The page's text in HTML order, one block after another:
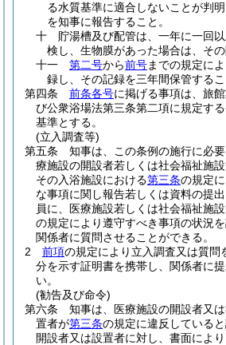
る水質基準に適合しないことが判
を知事に報告すること。
十
貯湯槽及び配管は、一年に一回
検し、生物膜があった場合は、その
十一
第二号から前号までの規定に
録し、その記録を三年間保管するこ
第四条
前条各号に掲げる事項は、旅
び公衆浴場法第三条第二項に規定す
基準とする。
(立入調査等)
第五条
知事は、この条例の施行に必
療施設の開設者若しくは社会福祉施設
その入浴施設における第三条の規定
な事項に関し報告若しくは資料の提
員に、医療施設若しくは社会福祉施設
の規定により遵守すべき事項の状況
関係者に質問させることができる。
2
前項の規定により立入調査又は質問
分を示す証明書を携帯し、関係者に
い。
(勧告及び命令)
第六条
知事は、医療施設の開設者又
置者が第三条の規定に違反している
開設者又は設置者に対し、書面によ